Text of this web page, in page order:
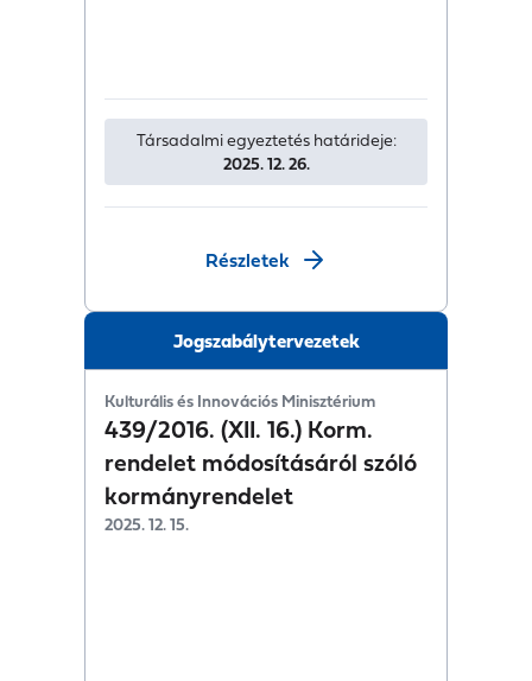
Társadalmi egyeztetés határideje:
2025. 12. 26.
Részletek
Jogszabálytervezetek
Kulturális és Innovációs Minisztérium
439/2016. (XII. 16.) Korm.
rendelet módosításáról szóló
kormányrendelet
2025. 12. 15.